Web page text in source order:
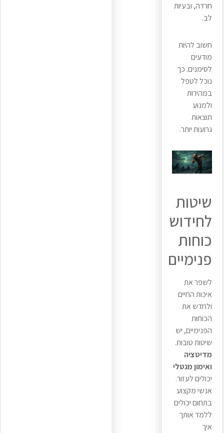
חרדה, ובעיות
לב.
חשוב להיות
מודעים
לסימנים. כך
נוכל לטפל
במהירות
ולמנוע
תוצאות
גרועות יותר.
שיטות
לחידוש
כוחות
פנימיים
לשפר את
איכות החיים
ולחדש את
הכוחות
הפנימיים, יש
שיטות טובות.
מדיטציה
ואימון מנטלי
יכולים לעזור.
אנשי מקצוע
בתחום יכולים
ללמד אותך
איך